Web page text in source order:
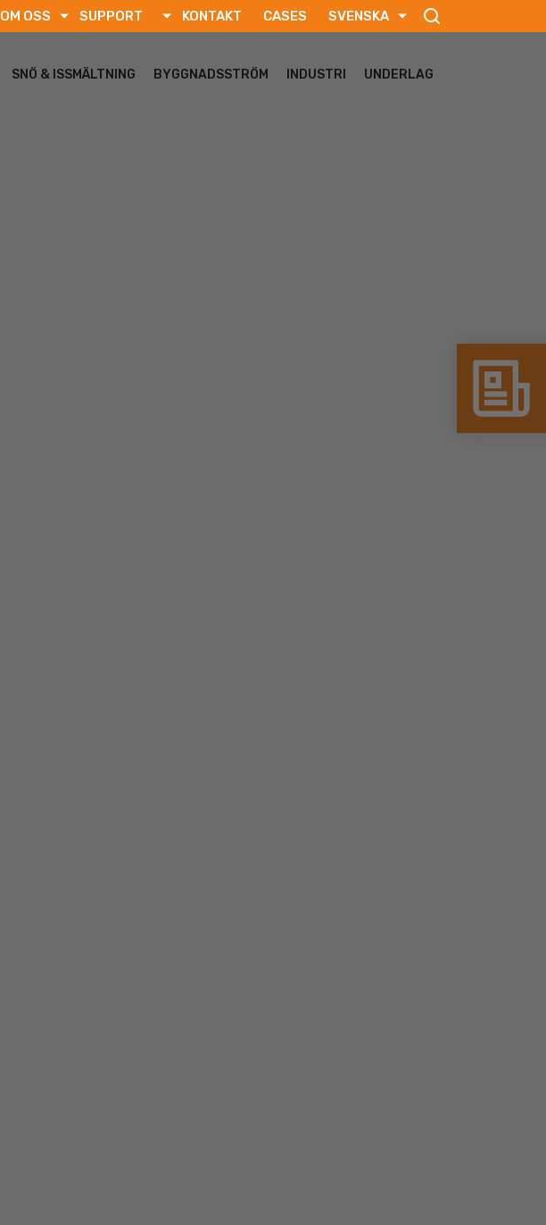
OM OSS SUPPORT KONTAKT CASES SVENSKA
SNÖ & ISSMÄLTNING BYGGNADSSTRÖM INDUSTRI UNDERLAG